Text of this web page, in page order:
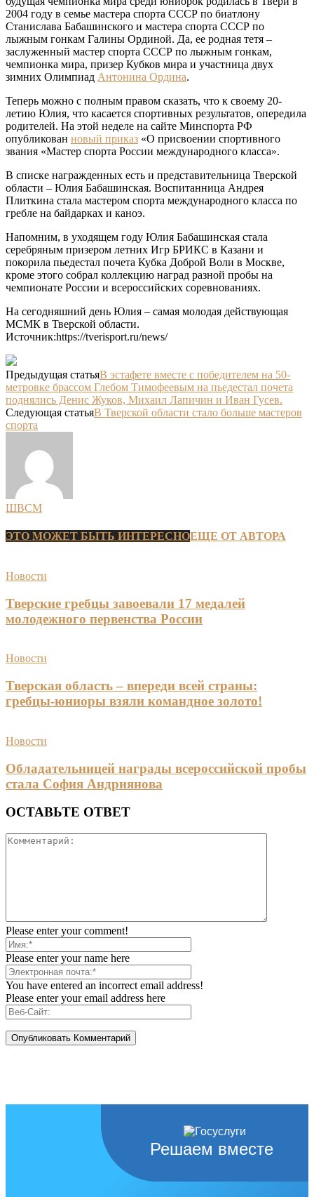
2004 году в семье мастера спорта СССР по биатлону
Станислава Бабашинского и мастера спорта СССР по
лыжным гонкам Галины Ординой. Да, ее родная тетя –
заслуженный мастер спорта СССР по лыжным гонкам,
чемпионка мира, призер Кубков мира и участница двух
зимних Олимпиад Антонина Ордина.
Теперь можно с полным правом сказать, что к своему 20-
летию Юлия, что касается спортивных результатов, опередила
родителей. На этой неделе на сайте Минспорта РФ
опубликован новый приказ «О присвоении спортивного
звания «Мастер спорта России международного класса».
В списке награжденных есть и представительница Тверской
области – Юлия Бабашинская. Воспитанница Андрея
Плиткина стала мастером спорта международного класса по
гребле на байдарках и каноэ.
Напомним, в уходящем году Юлия Бабашинская стала
серебряным призером летних Игр БРИКС в Казани и
покорила пьедестал почета Кубка Доброй Воли в Москве,
кроме этого собрал коллекцию наград разной пробы на
чемпионате России и всероссийских соревнованиях.
На сегодняшний день Юлия – самая молодая действующая
МСМК в Тверской области.
Источник:https://tverisport.ru/news/
Предыдущая статьяВ эстафете вместе с победителем на 50-
метровке брассом Глебом Тимофеевым на пьедестал почета
поднялись Денис Жуков, Михаил Лапичин и Иван Гусев.
Следующая статьяВ Тверской области стало больше мастеров
спорта
ШВСМ
ЭТО МОЖЕТ БЫТЬ ИНТЕРЕСНОЕЩЕ ОТ АВТОРА
Новости
Тверские гребцы завоевали 17 медалей
молодежного первенства России
Новости
Тверская область – впереди всей страны:
гребцы-юниоры взяли командное золото!
Новости
Обладательницей награды всероссийской пробы
стала София Андриянова
ОСТАВЬТЕ ОТВЕТ
Please enter your comment!
Please enter your name here
You have entered an incorrect email address!
Please enter your email address here
Решаем вместе